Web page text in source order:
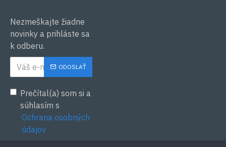
Nezmeškajte žiadne
novinky a prihláste sa
k odberu.
ODOSLAŤ
Prečítal(a) som si a
súhlasím s
Ochrana osobných
údajov